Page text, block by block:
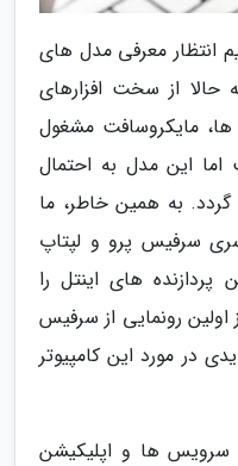
انتظار معرفی مدل های
حالا از سخت افزارهای
مایکروسافت مشغول
این مدل به احتمال
گردد. به همین خاطر، ما
سری سرفیس پرو و لپتاپ
های اینتل را
رونمایی از سرفیس
در مورد این کامپیوتر
سرویس ها و اپلیکیشن